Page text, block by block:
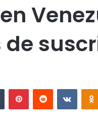
Tumblr PinterestReddit